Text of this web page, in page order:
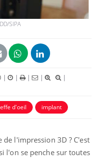
SIPA
| | | |
|
d'oeil implant
de l'impression 3D ? C'est
l'on se penche sur toutes